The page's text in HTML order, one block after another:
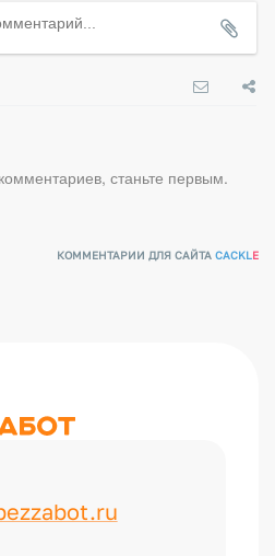
станьте первым.
КОММЕНТАРИИ ДЛЯ САЙТАCACKLE